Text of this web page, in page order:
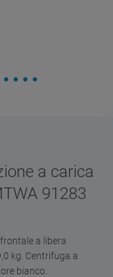
a carica
91283
a libera
kg. Centrifuga a
bianco.